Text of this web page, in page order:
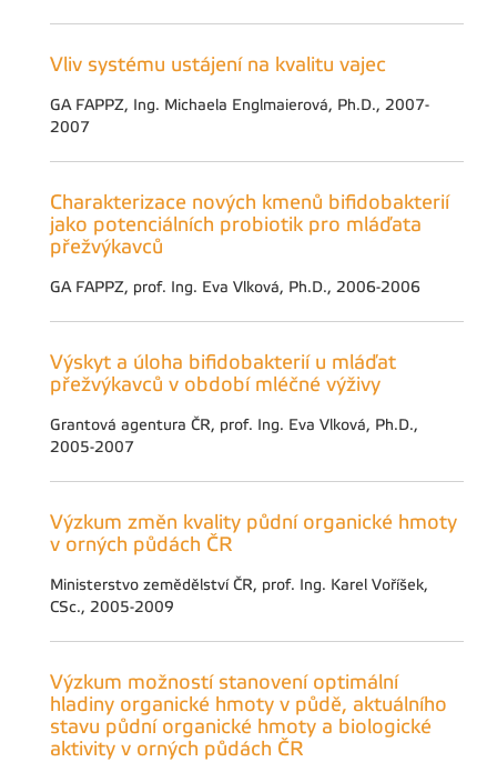
Vliv systému ustájení na kvalitu vajec
GA FAPPZ, Ing. Michaela Englmaierová, Ph.D., 2007-
2007
Charakterizace nových kmenů bifidobakterií
jako potenciálních probiotik pro mláďata
přežvýkavců
GA FAPPZ, prof. Ing. Eva Vlková, Ph.D., 2006-2006
Výskyt a úloha bifidobakterií u mláďat
přežvýkavců v období mléčné výživy
Grantová agentura ČR, prof. Ing. Eva Vlková, Ph.D.,
2005-2007
Výzkum změn kvality půdní organické hmoty
v orných půdách ČR
Ministerstvo zemědělství ČR, prof. Ing. Karel Voříšek,
CSc., 2005-2009
Výzkum možností stanovení optimální
hladiny organické hmoty v půdě, aktuálního
stavu půdní organické hmoty a biologické
aktivity v orných půdách ČR